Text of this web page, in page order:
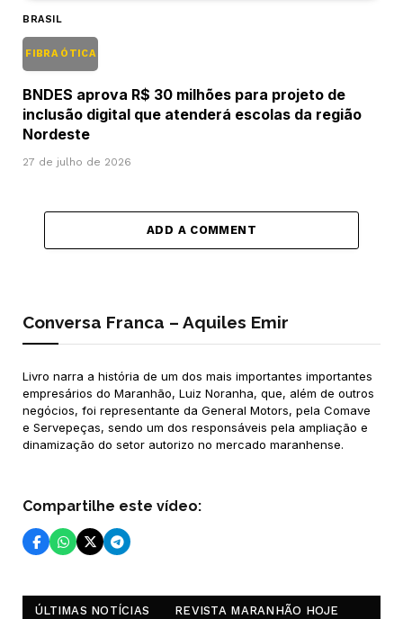
BRASIL
FIBRA ÓTICA
BNDES aprova R$ 30 milhões para projeto de
inclusão digital que atenderá escolas da região
Nordeste
27 de julho de 2026
ADD A COMMENT
Conversa Franca – Aquiles Emir
Livro narra a história de um dos mais importantes importantes
empresários do Maranhão, Luiz Noranha, que, além de outros
negócios, foi representante da General Motors, pela Comave
e Servepeças, sendo um dos responsáveis pela ampliação e
dinamização do setor autorizo no mercado maranhense.
Compartilhe este vídeo:
ÚLTIMAS NOTÍCIAS REVISTA MARANHÃO HOJE